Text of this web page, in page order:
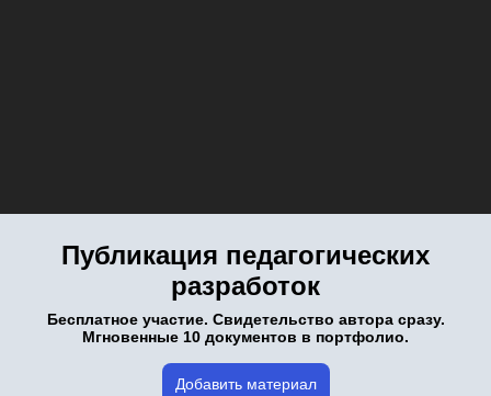
Публикация педагогических
разработок
Бесплатное участие. Свидетельство автора сразу.
Мгновенные 10 документов в портфолио.
Добавить материал